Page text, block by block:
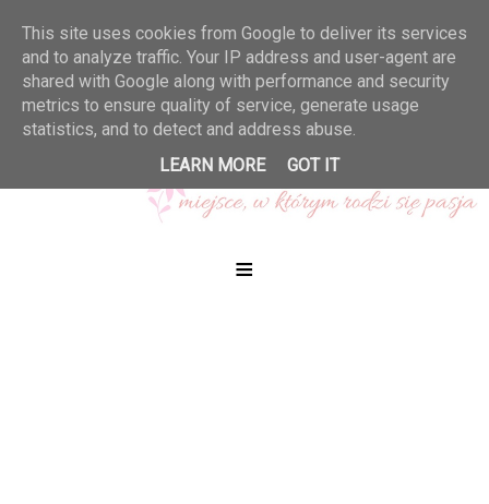
≡
This site uses cookies from Google to deliver its services
and to analyze traffic. Your IP address and user-agent are
shared with Google along with performance and security
metrics to ensure quality of service, generate usage
statistics, and to detect and address abuse.
LEARN MORE
GOT IT